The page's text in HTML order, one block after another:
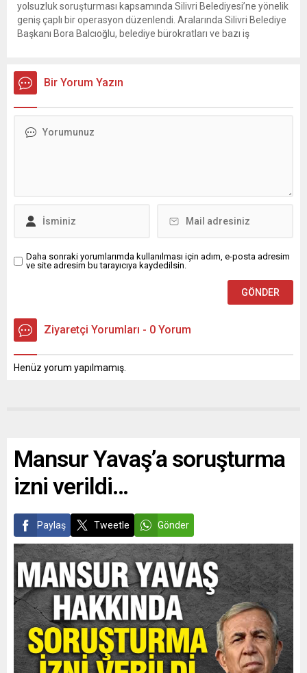
yolsuzluk soruşturması kapsamında Silivri Belediyesi’ne yönelik
geniş çaplı bir operasyon düzenlendi. Aralarında Silivri Belediye
Başkanı Bora Balcıoğlu, belediye bürokratları ve bazı iş
inceleme ve arama çalışmaları devam ediyor. İstanbul’da...
Bir Yorum Yazın
Daha sonraki yorumlarımda kullanılması için adım, e-posta adresim
ve site adresim bu tarayıcıya kaydedilsin.
Ziyaretçi Yorumları - 0 Yorum
Henüz yorum yapılmamış.
Mansur Yavaş’a soruşturma
izni verildi…
Paylaş Tweetle Gönder